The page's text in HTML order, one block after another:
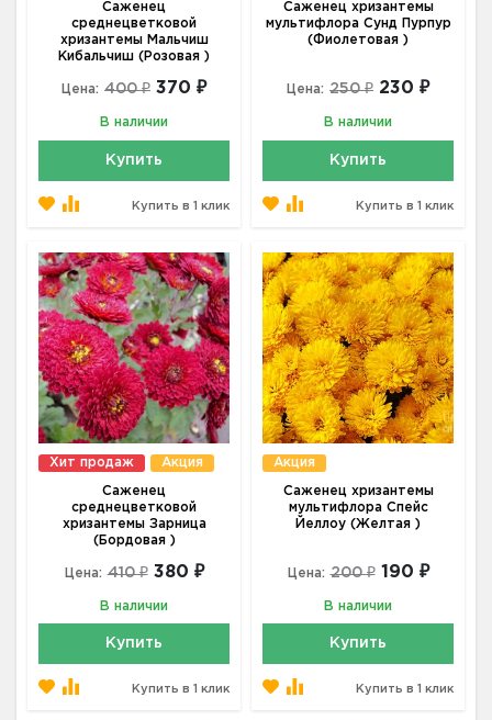
Саженец
среднецветковой
хризантемы Мальчиш
Кибальчиш (Розовая )
Цена: 400 ₽ 370 ₽
В наличии
Купить
Купить в 1 клик
Саженец хризантемы
мультифлора Сунд Пурпур
(Фиолетовая )
Цена: 250 ₽ 230 ₽
В наличии
Купить
Купить в 1 клик
Хит продаж Акция
Саженец
среднецветковой
хризантемы Зарница
(Бордовая )
Цена: 410 ₽ 380 ₽
В наличии
Купить
Купить в 1 клик
Акция
Саженец хризантемы
мультифлора Спейс
Йеллоу (Желтая )
Цена: 200 ₽ 190 ₽
В наличии
Купить
Купить в 1 клик